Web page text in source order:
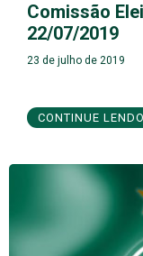
Comissão
22/07/2019
23 de julho de 2019
CONTINUE